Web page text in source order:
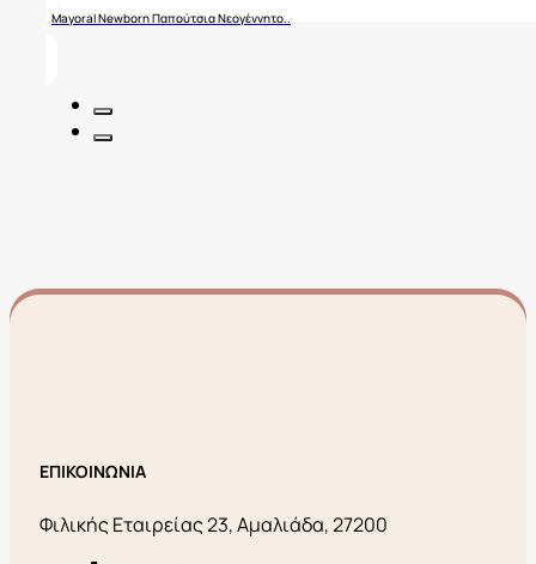
Mayoral Newborn Παπούτσια Νεογέννητο..
ΕΠΙΚΟΙΝΩΝΙΑ
Φιλικής Εταιρείας 23, Αμαλιάδα, 27200